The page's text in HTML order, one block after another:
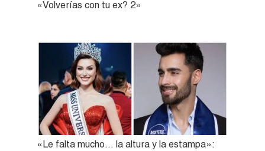
«Volverías con tu ex? 2»
«Le falta mucho… la altura y la estampa»: